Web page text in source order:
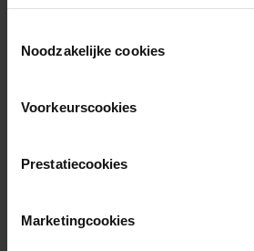
Selection
Noodzakelijke cookies
Voorkeurscookies
Prestatiecookies
Marketingcookies
Meer informatie